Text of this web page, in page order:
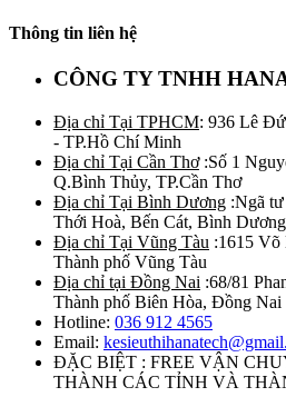
Thông tin liên hệ
CÔNG TY TNHH
Địa chỉ Tại TPHCM: 936 Lê
- TP.Hồ Chí Minh
Địa chỉ Tại Cần Thơ:Số 1
Q.Bình Thủy, TP.Cần Thơ
Địa chỉ Tại Bình Dương :Ngã
Thới Hoà, Bến Cát, Bình Dương
Địa chỉ Tại Vũng Tàu :1615 Võ
Thành phố Vũng Tàu
Địa chỉ tại Đồng Nai :68/81
Thành phố Biên Hòa, Đồng Nai
Hotline: 036 912 4565
Email:
ĐẶC BIỆT : FREE VẬN
THÀNH CÁC TỈNH VÀ